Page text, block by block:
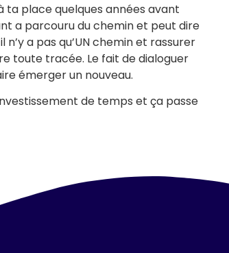
ta place quelques années avant
a parcouru du chemin et peut dire
a pas qu’UN chemin et rassurer
toute tracée. Le fait de dialoguer
émerger un nouveau.
de temps et ça passe